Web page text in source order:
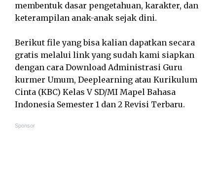
membentuk dasar pengetahuan, karakter, dan
keterampilan anak-anak sejak dini.
Berikut file yang bisa kalian dapatkan secara
gratis melalui link yang sudah kami siapkan
dengan cara Download Administrasi Guru
kurmer Umum, Deeplearning atau Kurikulum
Cinta (KBC) Kelas V SD/MI Mapel Bahasa
Indonesia Semester 1 dan 2 Revisi Terbaru.
Sponsor